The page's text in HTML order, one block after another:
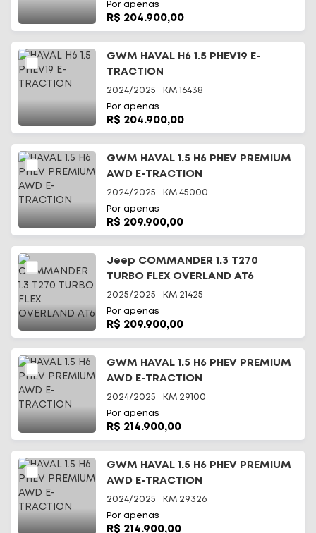
Por apenas
R$ 204.900,00
GWM HAVAL H6 1.5 PHEV19 E-
TRACTION
2024/2025 KM 16438
Por apenas
R$ 204.900,00
GWM HAVAL 1.5 H6 PHEV PREMIUM
AWD E-TRACTION
2024/2025 KM 45000
Por apenas
R$ 209.900,00
Jeep COMMANDER 1.3 T270
TURBO FLEX OVERLAND AT6
2025/2025 KM 21425
Por apenas
R$ 209.900,00
GWM HAVAL 1.5 H6 PHEV PREMIUM
AWD E-TRACTION
2024/2025 KM 29100
Por apenas
R$ 214.900,00
GWM HAVAL 1.5 H6 PHEV PREMIUM
AWD E-TRACTION
2024/2025 KM 29326
Por apenas
R$ 214.900,00